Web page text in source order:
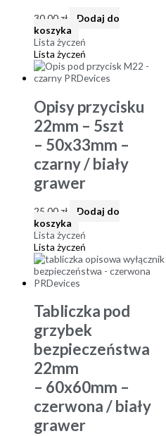
30,00zł
Dodaj do
koszyka
Lista życzeń
Lista życzeń
Opisy przycisku
22mm – 5szt
– 50x33mm –
czarny / biały
grawer
25,00zł
Dodaj do
koszyka
Lista życzeń
Lista życzeń
Tabliczka pod
grzybek
bezpieczeństwa
22mm
– 60x60mm –
czerwona / biały
grawer